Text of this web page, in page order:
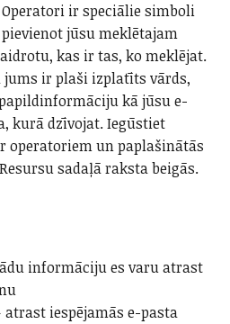
ir speciālie simboli
jūsu meklētajam
kas ir tas, ko meklējat.
ir plaši izplatīts vārds,
kā jūsu e-
kurā dzīvojat. Iegūstiet
operatoriem un paplašinātās
sadaļā raksta beigās.
informāciju es varu atrast
atrast iespējamās e-pasta